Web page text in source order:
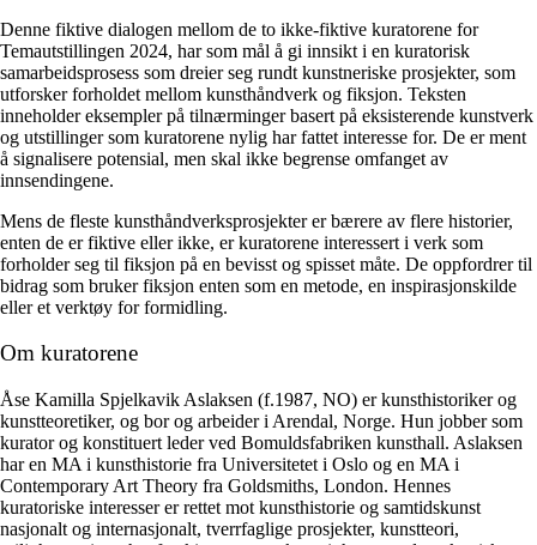
Denne fiktive dialogen mellom de to ikke-fiktive kuratorene for
Temautstillingen 2024, har som mål å gi innsikt i en kuratorisk
samarbeidsprosess som dreier seg rundt kunstneriske prosjekter, som
utforsker forholdet mellom kunsthåndverk og fiksjon. Teksten
inneholder eksempler på tilnærminger basert på eksisterende kunstverk
og utstillinger som kuratorene nylig har fattet interesse for. De er ment
å signalisere potensial, men skal ikke begrense omfanget av
innsendingene.
Mens de fleste kunsthåndverksprosjekter er bærere av flere historier,
enten de er fiktive eller ikke, er kuratorene interessert i verk som
forholder seg til fiksjon på en bevisst og spisset måte. De oppfordrer til
bidrag som bruker fiksjon enten som en metode, en inspirasjonskilde
eller et verktøy for formidling.
Om kuratorene
Åse Kamilla Spjelkavik Aslaksen (f.1987, NO) er kunsthistoriker og
kunstteoretiker, og bor og arbeider i Arendal, Norge. Hun jobber som
kurator og konstituert leder ved Bomuldsfabriken kunsthall. Aslaksen
har en MA i kunsthistorie fra Universitetet i Oslo og en MA i
Contemporary Art Theory fra Goldsmiths, London. Hennes
kuratoriske interesser er rettet mot kunsthistorie og samtidskunst
nasjonalt og internasjonalt, tverrfaglige prosjekter, kunstteori,